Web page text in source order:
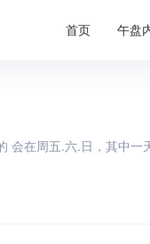
首页 午盘
会在周五.六.日，其中一